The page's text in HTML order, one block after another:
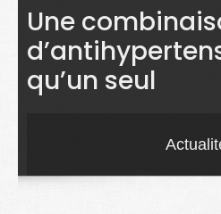
Actualités
Sciences
Maladies
Une
qu’un seul